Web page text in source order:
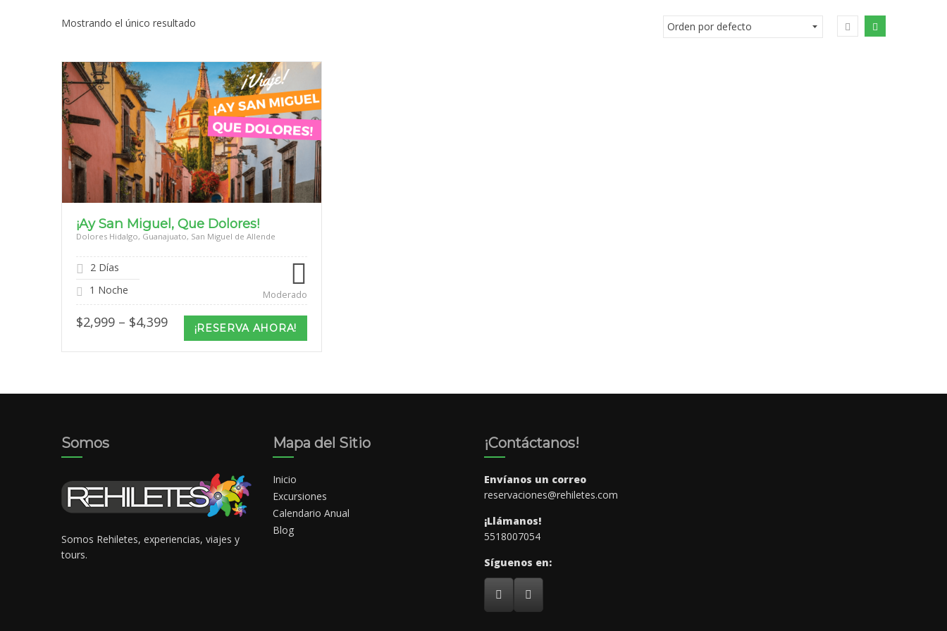
Mostrando el único resultado
¡Ay San Miguel, Que Dolores!
Dolores Hidalgo, Guanajuato, San Miguel de Allende
2 Días
1 Noche
Moderado
$2,999 – $4,399Price
range:
$2,999
¡RESERVA AHORA!
Somos
Somos Rehiletes, experiencias, viajes y
tours.
Mapa del Sitio
Inicio
Excursiones
Calendario Anual
Blog
¡Contáctanos!
Envíanos un correo
reservaciones@rehiletes.com
¡Llámanos!
5518007054
Síguenos en: